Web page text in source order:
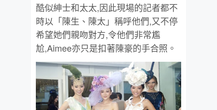
酷似紳士和太太,因此現場的記者都不
時以「陳生、陳太」稱呼他們,又不停
希望她們親吻對方,令他們非常尷
尬,Aimee亦只是扣著陳豪的手合照。